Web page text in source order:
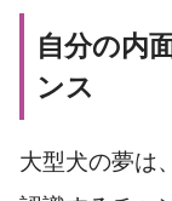
自分の内
ンス
大型犬の夢は